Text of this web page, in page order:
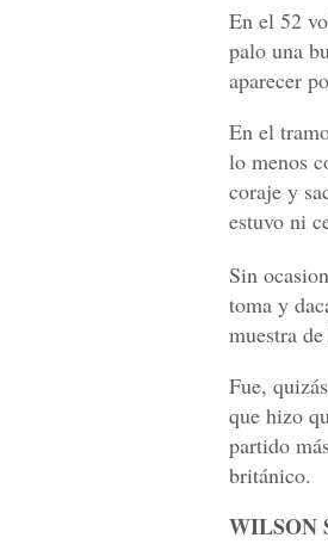
En el 52
palo una
aparecer
En el
lo menos
coraje y
estuvo ni
Sin
toma y
muestra
Fue,
que hizo
partido
británico.
WILSON